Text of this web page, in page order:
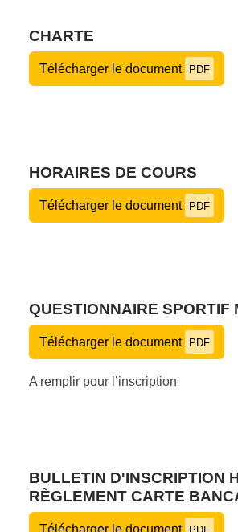
CHARTE
Télécharger le document PDF
HORAIRES DE COURS
Télécharger le document PDF
QUESTIONNAIRE SPORTIF
Télécharger le document PDF
A remplir pour l’inscription
BULLETIN D'INSCRIPTION
RÈGLEMENT CARTE
Télécharger le document